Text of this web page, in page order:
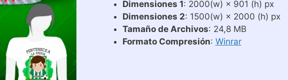
Dimensiones 1: 2000(w) × 901 (h) px
Dimensiones 2: 1500(w) × 2000 (h) px
Tamaño de Archivos: 24,8 MB
Formato Compresión: Winrar